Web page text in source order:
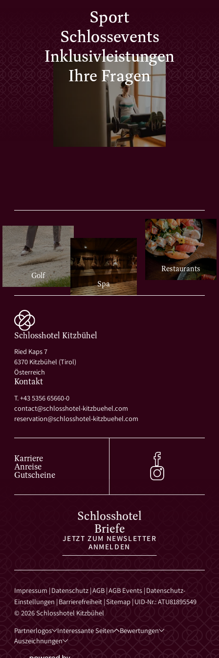
Sport
Schlossevents
Inklusivleistungen
Ihre Fragen
Golf
Spa
Restaurants
Schlosshotel Kitzbühel
Ried Kaps 7
6370 Kitzbühel (Tirol)
Österreich
Kontakt
T. +43 5356 65660-0
contact@schlosshotel-kitzbuehel.com
reservation@schlosshotel-kitzbuehel.com
Karriere
Anreise
Gutscheine
Schlosshotel
Briefe
JETZT ZUM NEWSLETTER
ANMELDEN
Impressum |Datenschutz |AGB |AGB Events |Datenschutz-
Einstellungen |Barrierefreiheit |Sitemap |UID-Nr.: ATU81895549
© 2026 Schlosshotel Kitzbühel
Partnerlogos
Interessante Seiten
Bewertungen
Auszeichnungen